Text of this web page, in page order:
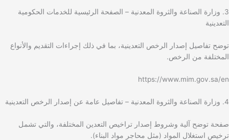
3. وزارة الصناعة والثروة المعدنية – الصفحة الرئيسية للخدمات الحكومية
التعدينية
توضح تفاصيل إصدار الرخص التعدينية، بما في ذلك إجراءات التقديم والأنواع
المختلفة من الرخص.
https://www.mim.gov.sa/en
4. وزارة الصناعة والثروة المعدنية – تفاصيل عامة عن إصدار الرخص التعدينية
صفحة توضح آلية وشروط إصدار تراخيص التعدين المختلفة، والتي تشمل
ترخيص استغلال المواد (مثل محاجر مواد البناء).